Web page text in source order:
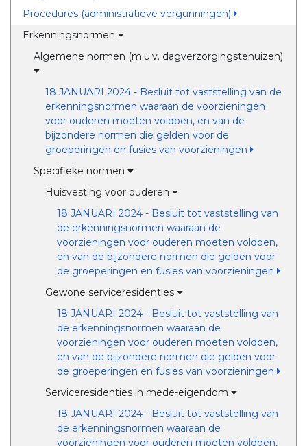
Procedures (administratieve vergunningen)
Erkenningsnormen
Algemene normen (m.u.v. dagverzorgingstehuizen)
18 JANUARI 2024 - Besluit tot vaststelling van de
erkenningsnormen waaraan de voorzieningen
voor ouderen moeten voldoen, en van de
bijzondere normen die gelden voor de
groeperingen en fusies van voorzieningen
Specifieke normen
Huisvesting voor ouderen
18 JANUARI 2024 - Besluit tot vaststelling van
de erkenningsnormen waaraan de
voorzieningen voor ouderen moeten voldoen,
en van de bijzondere normen die gelden voor
de groeperingen en fusies van voorzieningen
Gewone serviceresidenties
18 JANUARI 2024 - Besluit tot vaststelling van
de erkenningsnormen waaraan de
voorzieningen voor ouderen moeten voldoen,
en van de bijzondere normen die gelden voor
de groeperingen en fusies van voorzieningen
Serviceresidenties in mede-eigendom
18 JANUARI 2024 - Besluit tot vaststelling van
de erkenningsnormen waaraan de
voorzieningen voor ouderen moeten voldoen,